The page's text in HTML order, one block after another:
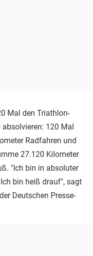
Mal den Triathlon-
120 Mal
Radfahren und
27.120 Kilometer
"Ich bin in absoluter
bin heiß drauf", sagt
Deutschen Presse-